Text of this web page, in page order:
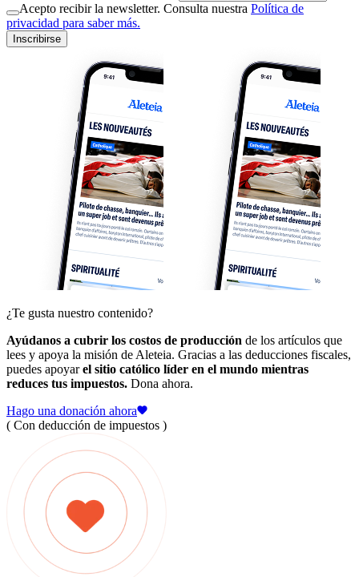
Acepto recibir la newsletter. Consulta nuestra Política de
privacidad para saber más.
Inscribirse
¿Te gusta nuestro contenido?
Ayúdanos a cubrir los costos de producción de los artículos que
lees y apoya la misión de Aleteia. Gracias a las deducciones fiscales,
puedes apoyarel sitio católico líder en el mundo mientras
reduces tus impuestos. Dona ahora.
Hago una donación ahora
( Con deducción de impuestos )